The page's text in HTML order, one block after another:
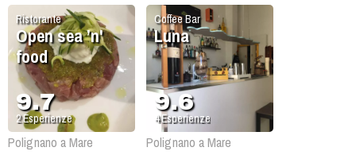
Ristorante
Open sea ’n'
food
9.7
2Esperienze
Polignano a Mare
Coffee Bar
Luna
9.6
4Esperienze
Polignano a Mare